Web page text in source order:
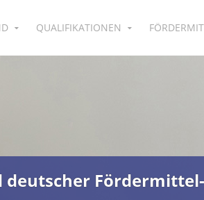
QUALIFIKATIONEN
deutscher